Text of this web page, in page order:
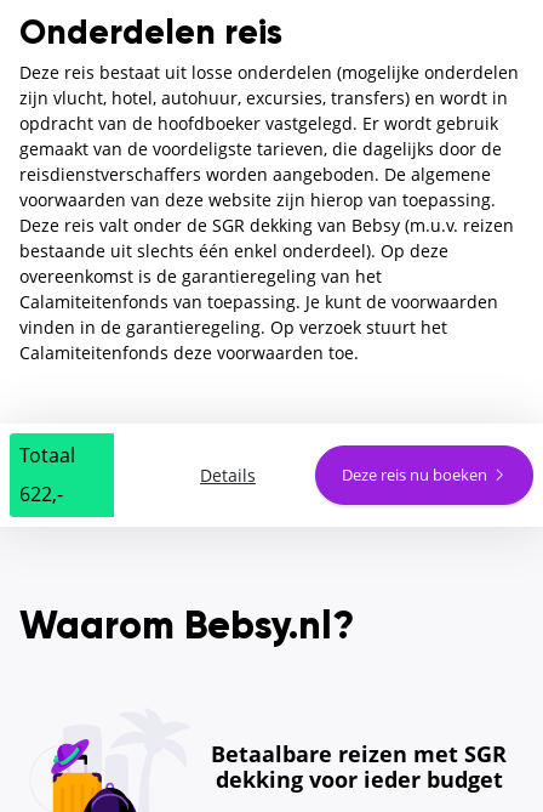
Onderdelen reis
Deze reis bestaat uit losse onderdelen (mogelijke onderdelen
zijn vlucht, hotel, autohuur, excursies, transfers) en wordt in
opdracht van de hoofdboeker vastgelegd. Er wordt gebruik
gemaakt van de voordeligste tarieven, die dagelijks door de
reisdienstverschaffers worden aangeboden. De algemene
voorwaarden van deze website zijn hierop van toepassing.
Deze reis valt onder de SGR dekking van Bebsy (m.u.v. reizen
bestaande uit slechts één enkel onderdeel). Op deze
overeenkomst is de garantieregeling van het
Calamiteitenfonds van toepassing. Je kunt de voorwaarden
vinden in de garantieregeling. Op verzoek stuurt het
Calamiteitenfonds deze voorwaarden toe.
Totaal
622,-
Details Deze reis nu boeken
Waarom Bebsy.nl?
Betaalbare reizen met SGR
dekking voor ieder budget